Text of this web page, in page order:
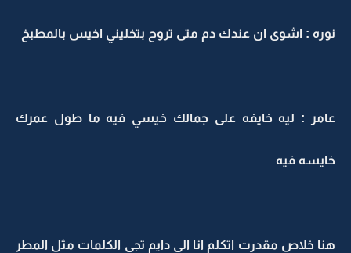
نوره : اشوى ان عندك دم متى تروح بتخليني اخيس بالمطبخ
عامر : ليه خايفه على جمالك خيسي فيه ما طول عمرك
خايسه فيه
هنا خلاص مقدرت اتكلم انا الي دايم تجي الكلمات مثل المطر